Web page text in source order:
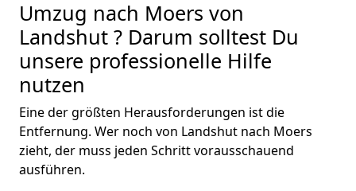
Umzug nach Moers von
Landshut ? Darum solltest Du
unsere professionelle Hilfe
nutzen
Eine der größten Herausforderungen ist die
Entfernung. Wer noch von Landshut nach Moers
zieht, der muss jeden Schritt vorausschauend
ausführen.